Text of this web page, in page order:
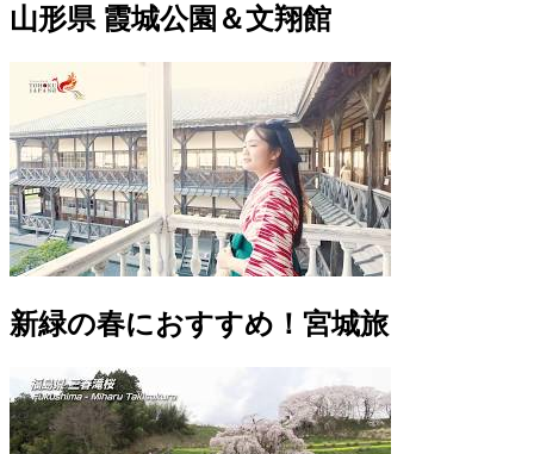
山形県 霞城公園＆文翔館
新緑の春におすすめ！宮城旅